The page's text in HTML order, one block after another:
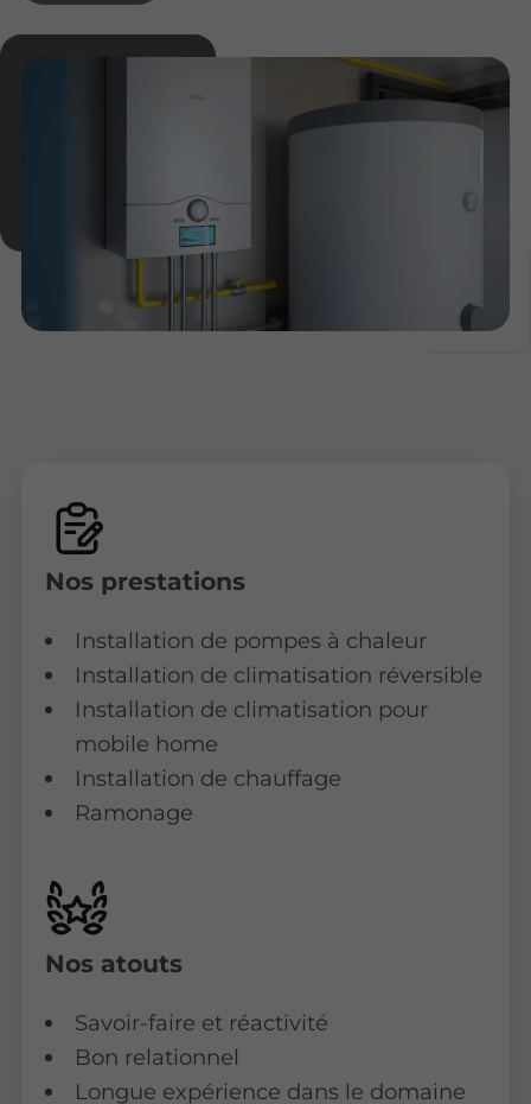
Nos prestations
Installation de pompes à chaleur
Installation de climatisation réversible
Installation de climatisation pour
mobile home
Installation de chauffage
Ramonage
Nos atouts
Savoir-faire et réactivité
Bon relationnel
Longue expérience dans le domaine